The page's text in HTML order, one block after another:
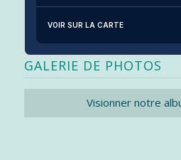
VOIR SUR LA CARTE
GALERIE DE PHOTOS
Visionner notre